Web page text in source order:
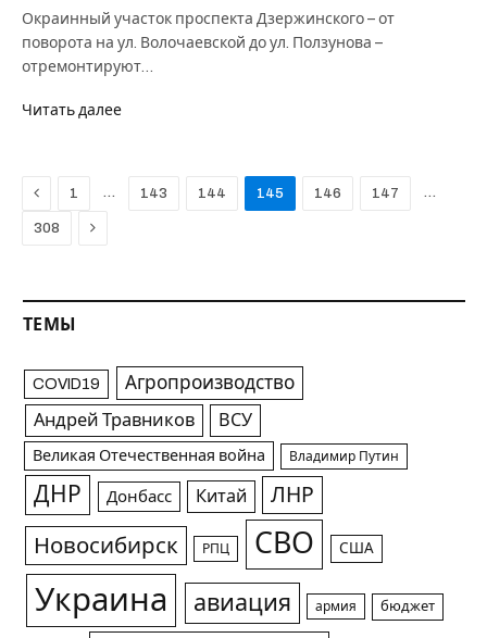
Окраинный участок проспекта Дзержинского – от
поворота на ул. Волочаевской до ул. Ползунова –
отремонтируют…
Читать далее
Previous
1 … 143 144 145 146 147 …
308 Next
ТЕМЫ
COVID19 Агропроизводство
Андрей Травников ВСУ
Великая Отечественная война Владимир Путин
ДНР Донбасс Китай ЛНР
Новосибирск РПЦ СВО США
Украина авиация армия бюджет